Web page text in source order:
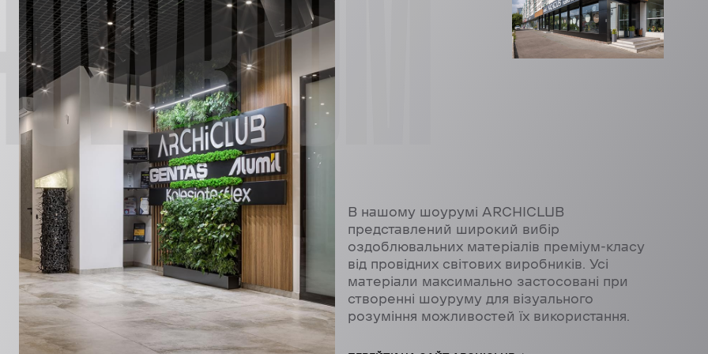
В нашому шоурумі ARCHICLUB
представлений широкий вибір
оздоблювальних матеріалів преміум-класу
від провідних світових виробників. Усі
матеріали максимально застосовані при
створенні шоуруму для візуального
розуміння можливостей їх використання.